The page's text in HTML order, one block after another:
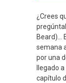
¿Crees
Beard)…
semana
por una
llegado
capítulo